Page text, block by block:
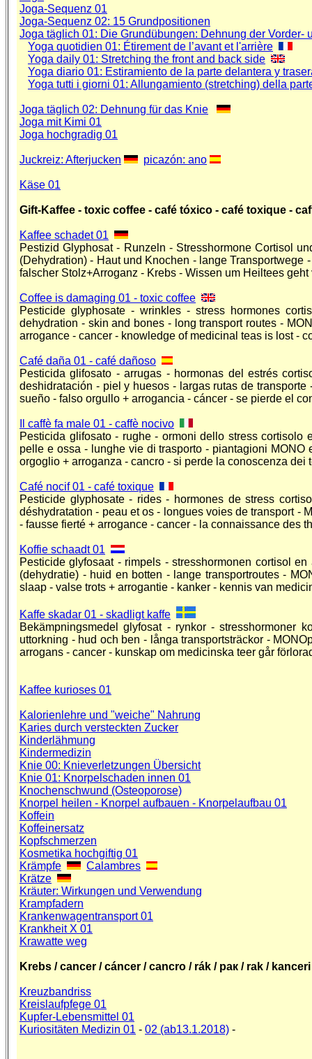
Joga-Sequenz 01
Joga-Sequenz 02: 15 Grundpositionen
Joga täglich 01: Die Grundübungen: Dehnung der Vorder-
Yoga quotidien 01: Étirement de l’avant et l'arrière
Yoga daily 01: Stretching the front and back side
Yoga diario 01: Estiramiento de la parte delantera y
Yoga tutti i giorni 01: Allungamiento (stretching) della
Joga täglich 02: Dehnung für das Knie
Joga mit Kimi 01
Joga hochgradig 01
Juckreiz: Afterjucken picazón: ano
Käse 01
Gift-Kaffee - toxic coffee - café tóxico - café toxique -
Kaffee schadet 01
Pestizid Glyphosat - Runzeln - Stresshormone Cortisol
(Dehydration) - Haut und Knochen - lange
falscher Stolz+Arroganz - Krebs - Wissen um Heiltees
Coffee is damaging 01 - toxic coffee
Pesticide glyphosate - wrinkles - stress hormones
dehydration - skin and bones - long transport routes -
arrogance - cancer - knowledge of medicinal teas is lost -
Café daña 01 - café dañoso
Pesticida glifosato - arrugas - hormonas del estrés
deshidratación - piel y huesos - largas rutas de
sueño - falso orgullo + arrogancia - cáncer - se pierde el
Il caffè fa male 01 - caffè nocivo
Pesticida glifosato - rughe - ormoni dello stress
pelle e ossa - lunghe vie di trasporto - piantagioni
orgoglio + arroganza - cancro - si perde la conoscenza
Café nocif 01 - café toxique
Pesticide glyphosate - rides - hormones de stress
déshydratation - peau et os - longues voies de transport -
- fausse fierté + arrogance - cancer - la connaissance des
Koffie schaadt 01
Pesticide glyfosaat - rimpels - stresshormonen cortisol
(dehydratie) - huid en botten - lange transportroutes -
slaap - valse trots + arrogantie - kanker - kennis van
Kaffe skadar 01 - skadligt kaffe
Bekämpningsmedel glyfosat - rynkor - stresshormoner
uttorkning - hud och ben - långa transportsträckor -
arrogans - cancer - kunskap om medicinska teer går
Kaffee kurioses 01
Kalorienlehre und "weiche" Nahrung
Karies durch versteckten Zucker
Kinderlähmung
Kindermedizin
Knie 00: Knieverletzungen Übersicht
Knie 01: Knorpelschaden innen 01
Knochenschwund (Osteoporose)
Knorpel heilen - Knorpel aufbauen - Knorpelaufbau 01
Koffein
Koffeinersatz
Kopfschmerzen
Kosmetika hochgiftig 01
Krämpfe
Calambres
Krätze
Kräuter: Wirkungen und Verwendung
Krampfadern
Krankenwagentransport 01
Krankheit X 01
Krawatte weg
Krebs / cancer / cáncer / cancro / rák / рак / rak /
Kreuzbandriss
Kreislaufpfege 01
Kupfer-Lebensmittel 01
Kuriositäten Medizin 01 - 02 (ab13.1.2018) -